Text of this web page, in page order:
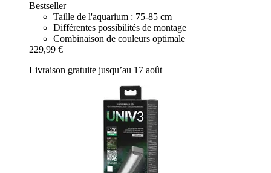
Bestseller
Taille de l'aquarium : 75-85 cm
Différentes possibilités de montage
Combinaison de couleurs optimale
229,99 €
Livraison gratuite jusqu’au 17 août